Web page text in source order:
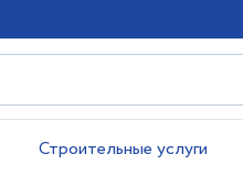
Строительные услуги